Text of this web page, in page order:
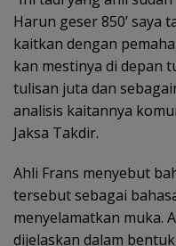
Harun geser 850’ saya
kaitkan dengan
kan mestinya di depan
tulisan juta dan
analisis kaitannya
Jaksa Takdir.
Ahli Frans menyebut
tersebut sebagai
menyelamatkan muka.
dijelaskan dalam